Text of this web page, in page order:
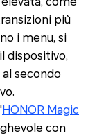
più
i menu, si
dispositivo,
secondo
HONOR Magic
con